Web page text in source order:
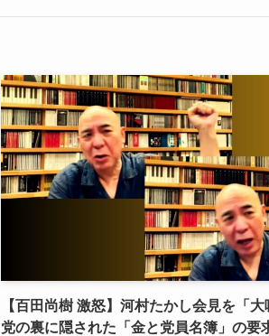
【百田尚樹 激怒】河村たかし会見を「
党の裏に隠された「金と党員名簿」の要